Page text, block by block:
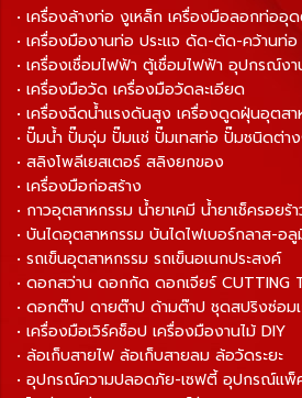
• เครื่องล้างท่อ งูเหล็ก เครื่องมือลอกท่ออุ
• เครื่องมืองานท่อ ประแจ ดัด-ตัด-คว้านท่
• เครื่องเชื่อมไฟฟ้า ตู้เชื่อมไฟฟ้า อุปกรณ์งา
• เครื่องมือวัด เครื่องมือวัดละเอียด
• เครื่องฉีดน้ำแรงดันสูง เครื่องดูดฝุ่นอุตสา
• ปั๊มน้ำ ปั๊มจุ่ม ปั๊มแช่ ปั๊มเทสท่อ ปั๊มชนิดต่า
• สลิงโพลีเยสเตอร์ สลิงยกของ
• เครื่องมือก่อสร้าง
• กาวอุตสาหกรรม น้ำยาเคมี น้ำยาเช็ครอยร้า
• บันไดอุตสาหกรรม บันไดไฟเบอร์กลาส-อลู
• รถเข็นอุตสาหกรรม รถเข็นอเนกประสงค์
• ดอกสว่าน ดอกกัด ดอกเจียร์ CUTTING
• ดอกต๊าป ดายต๊าป ด้ามต๊าป ชุดสปริงซ่อม
• เครื่องมือเวิร์คช็อป เครื่องมืองานไม้ DIY
• ล้อเก็บสายไฟ ล้อเก็บสายลม ล้อวัดระยะ
• อุปกรณ์ความปลอดภัย-เซฟตี้ อุปกรณ์แพ็